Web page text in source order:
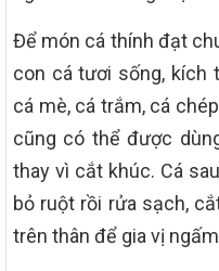
Để món cá thính đạt
con cá tươi sống, kích
cá mè, cá trắm, cá
cũng có thể được
thay vì cắt khúc. Cá
bỏ ruột rồi rửa sạch,
trên thân để gia vị